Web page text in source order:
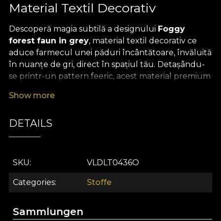
Material Textil Decorativ
Descoperă magia subtilă a designului Foggy
forest faun in grey, material textil decorativ ce
aduce farmecul unei păduri încântătoare, învăluită
în nuanțe de gri, direct în spațiul tău. Detașându-
se printr-un pattern feeric, acest material premium
și peisajul de basm se contopesc în ceață, creând o
pentru copii și adulți deopotrivă. Personajele
jucăușe și elementele vii de culoare pastelată
excelentă pentru cei care doresc să aducă poveste
și creativitate în amenajarea interioară.
Versatilitatea acestui material textil premium îl
largă de proiecte de decor: de la draperii delicate,
Show more
DETAILS
SKU VLDLT0436O
Categories Stoffe
Sammlungen